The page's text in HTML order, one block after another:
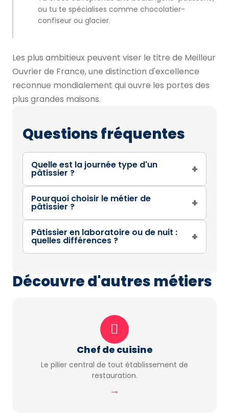
ou tu te spécialises comme chocolatier-
confiseur ou glacier.
Les plus ambitieux peuvent viser le titre de Meilleur
Ouvrier de France, une distinction d'excellence
reconnue mondialement qui ouvre les portes des
plus grandes maisons.
Questions fréquentes
Quelle est la journée type d'un
pâtissier ? +
Pourquoi choisir le métier de
pâtissier ? +
Pâtissier en laboratoire ou de nuit :
quelles différences ? +
Découvre d'autres métiers
Chef de cuisine
Le pilier central de tout établissement de
restauration.
→